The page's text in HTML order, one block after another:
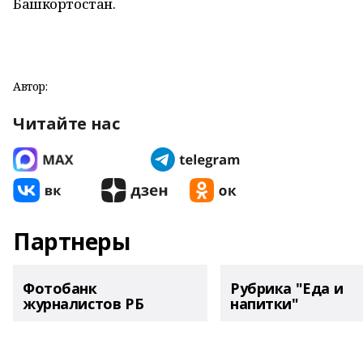
Автор:
Читайте нас
Партнеры
Фотобанк
журналистов РБ
Рубрика "Еда и
напитки"